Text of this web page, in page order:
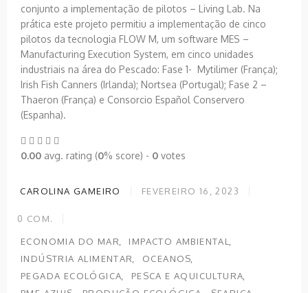
conjunto a implementação de pilotos – Living Lab. Na
prática este projeto permitiu a implementação de cinco
pilotos da tecnologia FLOW M, um software MES –
Manufacturing Execution System, em cinco unidades
industriais na área do Pescado: Fase 1- Mytilimer (França);
Irish Fish Canners (Irlanda); Nortsea (Portugal); Fase 2 –
Thaeron (França) e Consorcio Español Conservero
(Espanha).
0.00 avg. rating (0% score) - 0 votes
CAROLINA GAMEIRO FEVEREIRO 16, 2023
0 COM.
ECONOMIA DO MAR
IMPACTO AMBIENTAL
INDÚSTRIA ALIMENTAR
OCEANOS
PEGADA ECOLÓGICA
PESCA E AQUICULTURA